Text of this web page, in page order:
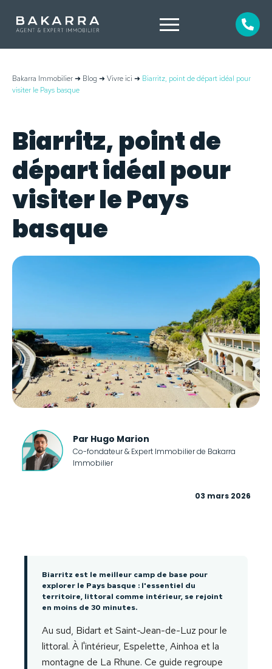
Bakarra Immobilier➜ Blog ➜ Vivre ici ➜ Biarritz, point de départ idéal pour
visiter le Pays basque
Biarritz, point de
départ idéal pour
visiter le Pays
basque
Par Hugo Marion
Co-fondateur & Expert Immobilier de Bakarra
Immobilier
03 mars 2026
Biarritz est le meilleur camp de base pour
explorer le Pays basque : l'essentiel du
territoire, littoral comme intérieur, se rejoint
en moins de 30 minutes.
Au sud, Bidart et Saint-Jean-de-Luz pour le
littoral. À l'intérieur, Espelette, Ainhoa et la
montagne de La Rhune. Ce guide regroupe